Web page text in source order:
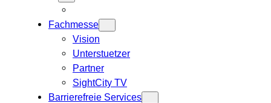
Fachmesse
Vision
Unterstuetzer
Partner
SightCity TV
Barrierefreie Services